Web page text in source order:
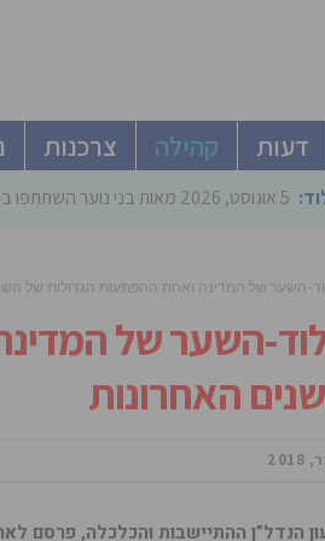
דעות קהילה צרכנות
5 אוגוסט, 2026 מאות בני נוער השתתפו
לוד-השער של המדינה ואחת ההפתעות הגדולות של
לוד-השער של
האחרונות
הנדל”ן ההתיישבות והכלכלה, פרסם